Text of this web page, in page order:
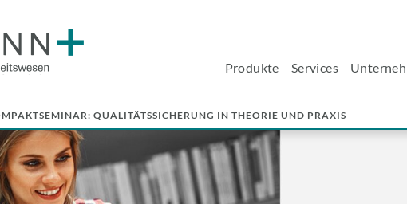
Produkte Services
QUALITÄTSSICHERUNG IN THEORIE UND PRAXIS